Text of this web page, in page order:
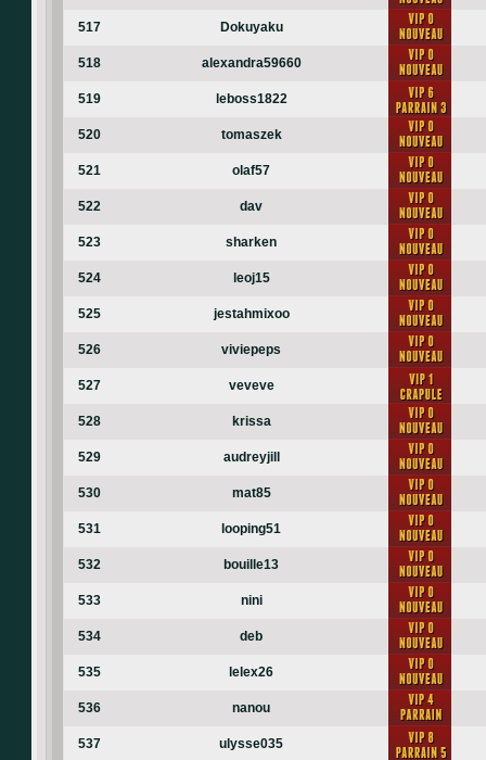
517 Dokuyaku
518 alexandra59660
519 leboss1822
520 tomaszek
521 olaf57
522 dav
523 sharken
524 leoj15
525 jestahmixoo
526 viviepeps
527 veveve
528 krissa
529 audreyjill
530 mat85
531 looping51
532 bouille13
533 nini
534 deb
535 lelex26
536 nanou
537 ulysse035